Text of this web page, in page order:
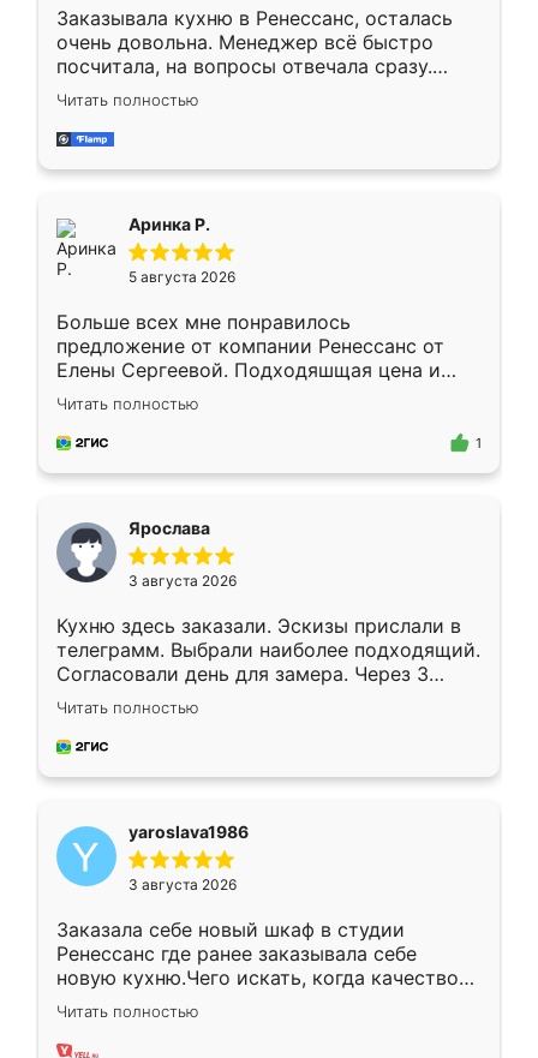
Заказывала кухню в Ренессанс, осталась
очень довольна. Менеджер всё быстро
посчитала, на вопросы отвечала сразу.
Замерщик приехал в субботу, подошёл к
делу со всей ответственностью. Собрали
за день, ребята работали аккуратно, даже
Читать полностью
Аринка Р.
5 августа 2026
Больше всех мне понравилось
предложение от компании Ренессанс от
Елены Сергеевой. Подходяшщая цена и
короткие сроки изготовления. Приехавший
для замера сотрудник Владислав
предложил по моему эскизу самый
Читать полностью
1
Ярослава
3 августа 2026
Кухню здесь заказали. Эскизы прислали в
телеграмм. Выбрали наиболее подходящий.
Согласовали день для замера. Через 3
недели кухня была уже готова. Остались
довольны работой. Спасибо Ренессанс
мебель за качественную работу!
Читать полностью
yaroslava1986
3 августа 2026
Заказала себе новый шкаф в студии
Ренессанс где ранее заказывала себе
новую кухню.Чего искать, когда качеством
вполне довольна. Служит кухня уже почти
два года, нареканий нет.
Читать полностью